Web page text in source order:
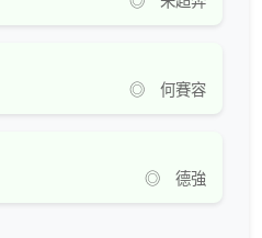
◎ 何賽容
◎ 德強